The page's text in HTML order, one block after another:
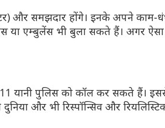
और समझदार होंगे। इनके अपने काम-
या एम्बुलेंस भी बुला सकते हैं। अगर
यानी पुलिस को कॉल कर सकते हैं।
और भी रिस्पॉन्सिव और